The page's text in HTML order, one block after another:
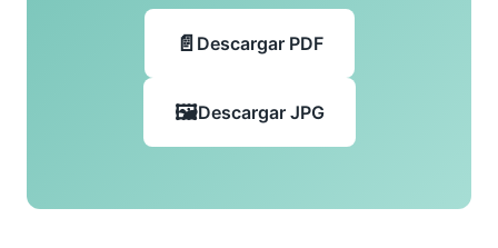
Descargar PDF
Descargar JPG